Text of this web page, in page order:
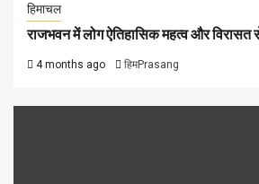
हिमाचल
राजभवन में लोग ऐतिहासिक महत्व और विरासत
4 months ago हिमPrasang